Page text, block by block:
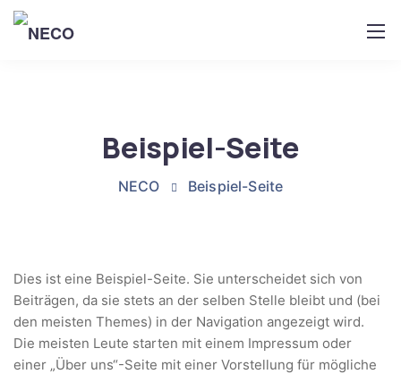
Beispiel-Seite
NECO Beispiel-Seite
Dies ist eine Beispiel-Seite. Sie unterscheidet sich von
Beiträgen, da sie stets an der selben Stelle bleibt und (bei
den meisten Themes) in der Navigation angezeigt wird.
Die meisten Leute starten mit einem Impressum oder
einer „Über uns“-Seite mit einer Vorstellung für mögliche